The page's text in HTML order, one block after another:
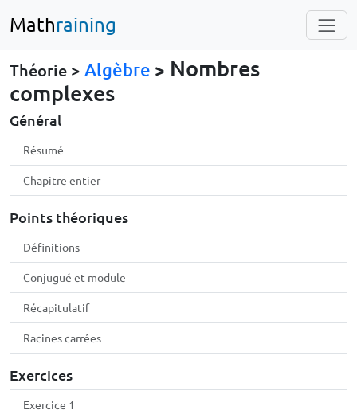
Mathraining
Théorie > Algèbre > Nombres
complexes
Général
Résumé
Chapitre entier
Points théoriques
Définitions
Conjugué et module
Récapitulatif
Racines carrées
Exercices
Exercice 1